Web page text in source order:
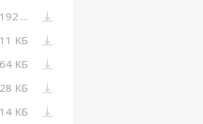
192 КБ
11 КБ
64 КБ
28 КБ
14 КБ